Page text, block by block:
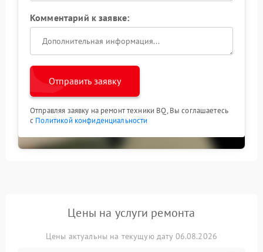
Комментарий к заявке:
Отправить заявку
Отправляя заявку на ремонт техники BQ, Вы соглашаетесь
с Политикой конфиденциальности
Цены на услуги ремонта
Цены актуальны на текущую дату 06.08.2026